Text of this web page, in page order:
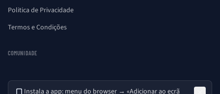
Politica de Privacidade
Termos e Condições
COMUNIDADE
Instala a app: menu do browser → «Adicionar ao ecrã